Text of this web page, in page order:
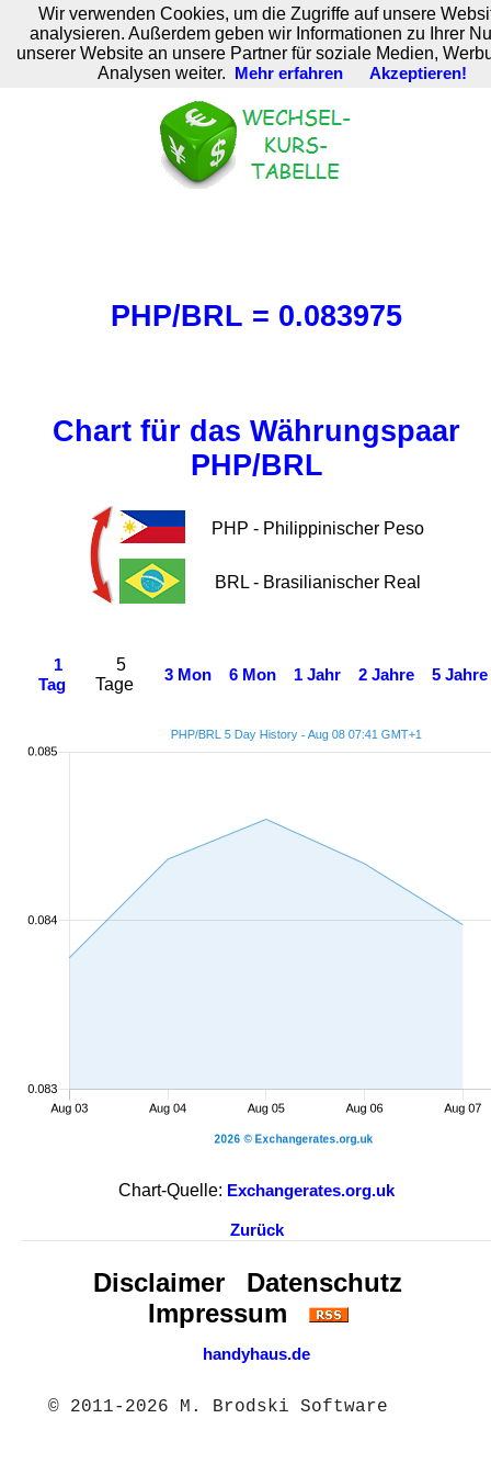
M. Brodski Software
PHP/BRL = 0.083975
Chart für das Währungspaar
PHP/BRL
PHP - Philippinischer Peso
BRL - Brasilianischer Real
1
Tag
5
Tage
3 Mon 6 Mon 1 Jahr 2 Jahre 5 Jahre
Chart-Quelle: Exchangerates.org.uk
Zurück
Disclaimer
Datenschutz
Impressum
handyhaus.de
© 2011-2026 M. Brodski Software
Wir verwenden Cookies, um die Zugriffe auf unsere
analysieren. Außerdem geben wir Informationen zu Ihrer
unserer Website an unsere Partner für soziale Medien,
Analysen weiter.
Mehr erfahren Akzeptieren!